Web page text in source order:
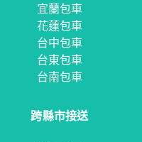
宜蘭包車
花蓮包車
台中包車
台東包車
台南包車
跨縣市接送